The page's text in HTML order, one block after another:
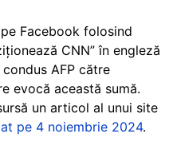
Facebook folosind
CNN” în engleză
AFP către
evocă această sumă.
un articol al unui site
pe 4 noiembrie 2024.